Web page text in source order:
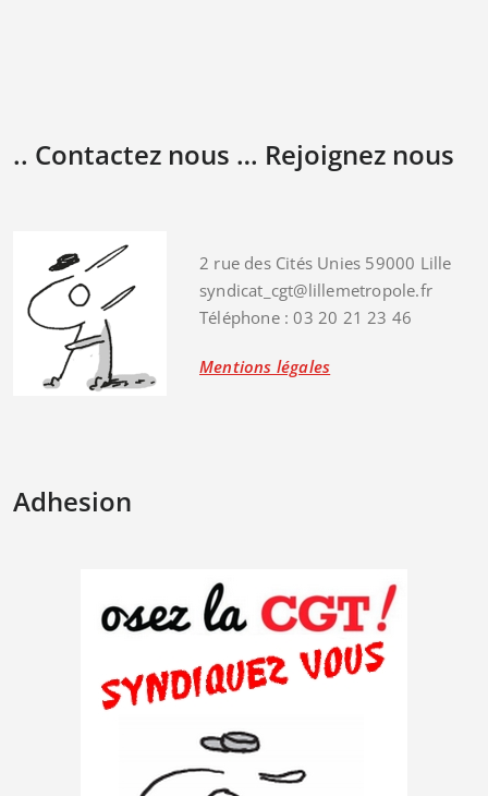
.. Contactez nous … Rejoignez nous
2 rue des Cités Unies 59000 Lille
syndicat_cgt@lillemetropole.fr
Téléphone : 03 20 21 23 46
Mentions légales
Adhesion